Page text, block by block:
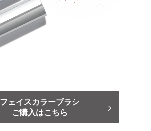
フェイスカラーブラシ
ご購入はこちら